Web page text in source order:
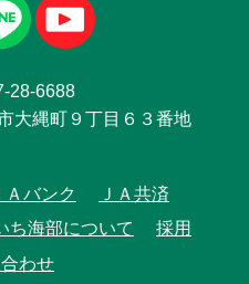
28-6688
大縄町９丁目６３番地
Ａバンク
ＪＡ共済
ち海部について
採用
わせ